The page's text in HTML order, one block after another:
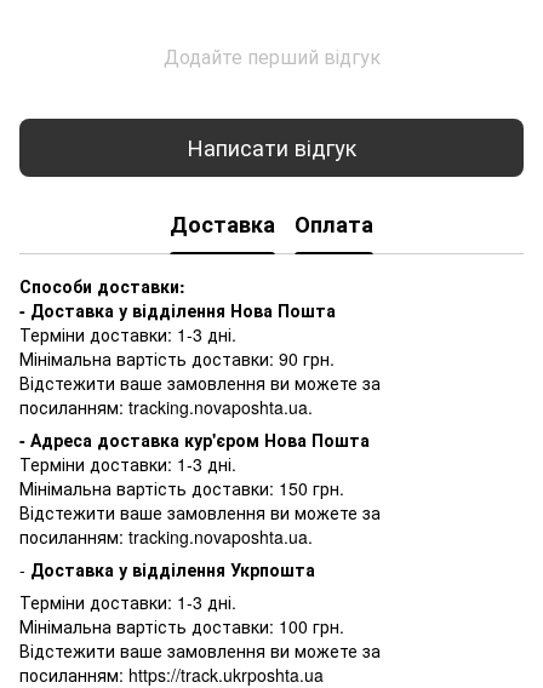
Додайте перший відгук
Написати відгук
Доставка Оплата
Способи доставки:
- Доставка у відділення Нова Пошта
Терміни доставки: 1-3 дні.
Мінімальна вартість доставки: 90 грн.
Відстежити ваше замовлення ви можете за
посиланням: tracking.novaposhta.ua.
- Адреса доставка кур'єром Нова Пошта
Терміни доставки: 1-3 дні.
Мінімальна вартість доставки: 150 грн.
Відстежити ваше замовлення ви можете за
посиланням: tracking.novaposhta.ua.
- Доставка у відділення Укрпошта
Терміни доставки: 1-3 дні.
Мінімальна вартість доставки: 100 грн.
Відстежити ваше замовлення ви можете за
посиланням: https://track.ukrposhta.ua